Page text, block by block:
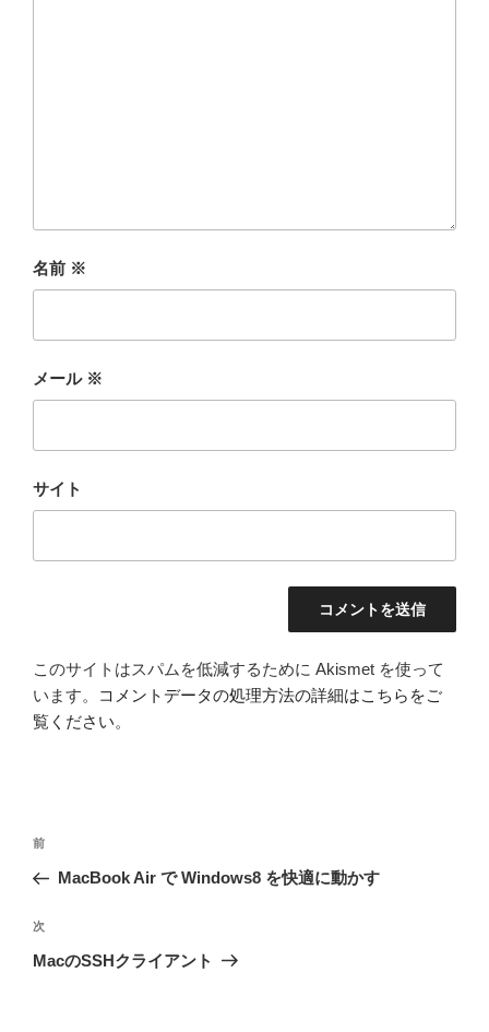
名前 ※
メール ※
サイト
このサイトはスパムを低減するために Akismet を使って
います。
コメントデータの処理方法の詳細はこちらをご
覧ください。
投
ナ
ビ
ゲ
前
の
稿
前
MacBook Air で Windows8 を快適に動かす
次
の
次
MacのSSHクライアント